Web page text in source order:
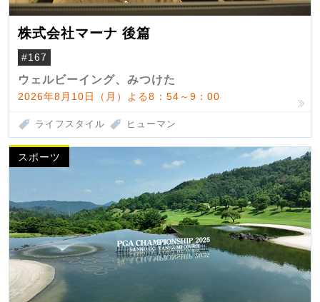
株式会社マーナ 後篇
#167
ウェルビーイング、みつけた
2026年8月10日（月）よる8：54～9：00
ライフスタイル ヒューマン
スポーツ